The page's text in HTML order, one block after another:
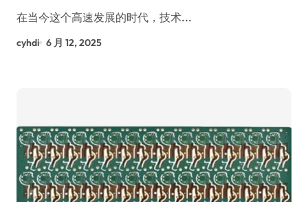
在当今这个高速发展的时代，技术...
cyhdi 6 月 12, 2025